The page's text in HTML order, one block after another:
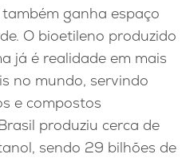
ganha espaço
O bioetileno produzido
já é realidade em mais
no mundo, servindo
e compostos
produziu cerca de
sendo 29 bilhões de